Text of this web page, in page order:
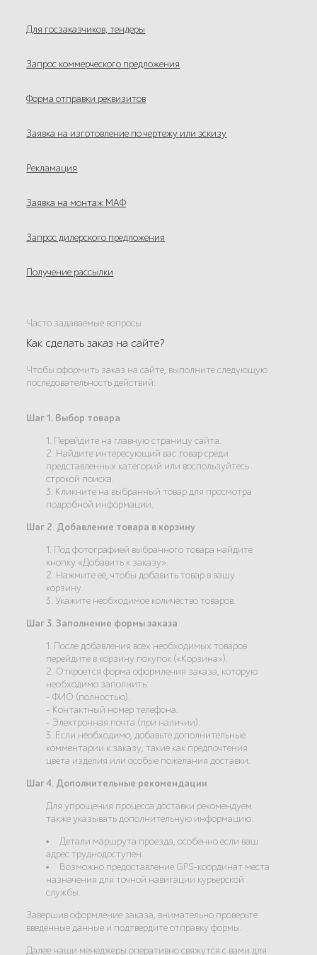
Для госзаказчиков, тендеры
Запрос коммерческого предложения
Форма отправки реквизитов
Заявка на изготовление по чертежу или эскизу
Рекламация
Заявка на монтаж МАФ
Запрос дилерского предложения
Получение рассылки
Часто задаваемые вопросы
Как сделать заказ на сайте?
Чтобы оформить заказ на сайте, выполните следующую
последовательность действий:
Шаг 1. Выбор товара
1. Перейдите на главную страницу сайта.
2. Найдите интересующий вас товар среди
представленных категорий или воспользуйтесь
строкой поиска.
3. Кликните на выбранный товар для просмотра
подробной информации.
Шаг 2. Добавление товара в корзину
1. Под фотографией выбранного товара найдите
кнопку «Добавить к заказу».
2. Нажмите её, чтобы добавить товар в вашу
корзину.
3. Укажите необходимое количество товаров.
Шаг 3. Заполнение формы заказа
1. После добавления всех необходимых товаров
перейдите в корзину покупок («Корзина»).
2. Откроется форма оформления заказа, которую
необходимо заполнить:
- ФИО (полностью).
- Контактный номер телефона.
- Электронная почта (при наличии).
3. Если необходимо, добавьте дополнительные
комментарии к заказу, такие как предпочтения
цвета изделия или особые пожелания доставки.
Шаг 4. Дополнительные рекомендации
Для упрощения процесса доставки рекомендуем
также указывать дополнительную информацию:
Детали маршрута проезда, особенно если ваш
адрес труднодоступен.
Возможно предоставление GPS-координат места
назначения для точной навигации курьерской
службы.
Завершив оформление заказа, внимательно проверьте
введённые данные и подтвердите отправку формы.
Далее наши менеджеры оперативно свяжутся с вами для